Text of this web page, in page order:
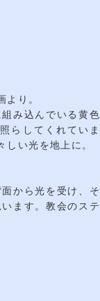
り。
み込んでいる黄色
らしてくれていま
い光を地上に。
から光を受け、そ
ます。教会のステ